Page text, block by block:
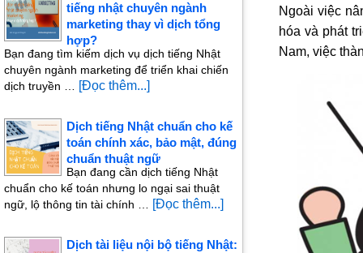
Ngoài việc
hóa và phát
Nam, việc
tiếng nhật chuyên ngành
marketing thay vì dịch tổng
hợp?
Bạn đang tìm kiếm dịch vụ dịch tiếng Nhật
chuyên ngành marketing để triển khai chiến
dịch truyền …
[Đọc thêm...]
Dịch tiếng Nhật chuẩn cho kế
toán chính xác, bảo mật, đúng
chuẩn thuật ngữ
Bạn đang cần dịch tiếng Nhật
chuẩn cho kế toán nhưng lo ngại sai thuật
ngữ, lộ thông tin tài chính …
[Đọc thêm...]
Dịch tài liệu nội bộ tiếng Nhật: